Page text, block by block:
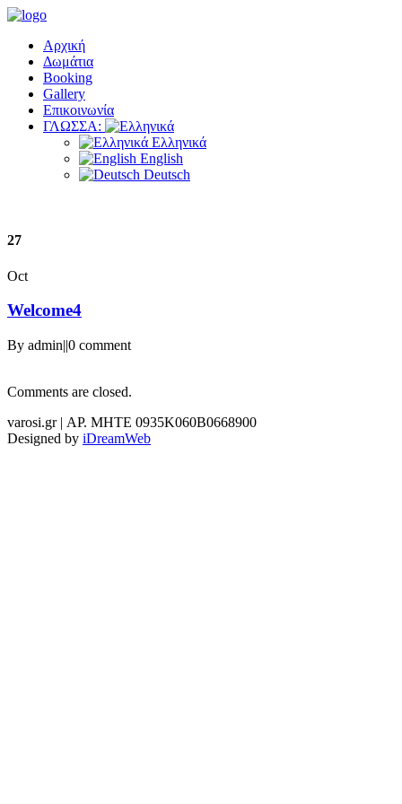
Αρχική
Δωμάτια
Booking
Gallery
Επικοινωνία
ΓΛΩΣΣΑ:
Ελληνικά
English
Deutsch
27
Oct
Welcome4
By admin||0 comment
Comments are closed.
varosi.gr | ΑΡ. ΜΗΤΕ 0935Κ060Β0668900
Designed by iDreamWeb